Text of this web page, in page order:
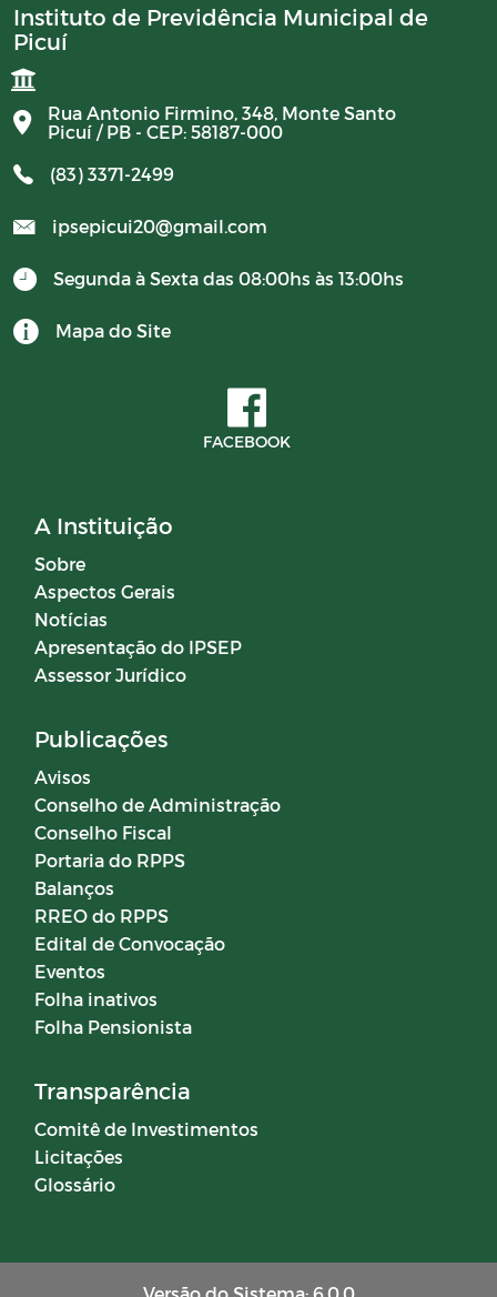
BALANCETES 2024
COMITE DE INVESTIMENTO 2023
COMITER DE INVESTIMENTO 2024
RESUMO GERAL DA PREVIDENCIA 2024
BALANCETES 2025
Horários Funcionários
COMITÊ DE INVESTIMENTOS
Instituto de Previdência Municipal de
Picuí
Rua Antonio Firmino, 348, Monte Santo
Picuí / PB - CEP: 58187-000
(83) 3371-2499
ipsepicui20@gmail.com
Segunda à Sexta das 08:00hs às 13:00hs
Mapa do Site
FACEBOOK
A Instituição
Sobre
Aspectos Gerais
Notícias
Apresentação do IPSEP
Assessor Jurídico
Publicações
Avisos
Conselho de Administração
Conselho Fiscal
Portaria do RPPS
Balanços
RREO do RPPS
Edital de Convocação
Eventos
Folha inativos
Folha Pensionista
Transparência
Comitê de Investimentos
Licitações
Glossário